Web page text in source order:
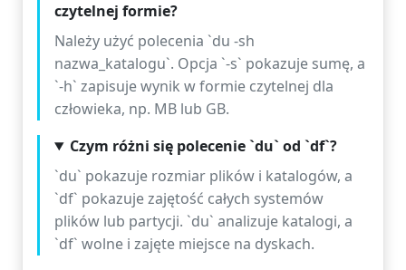
czytelnej formie?
Należy użyć polecenia `du -sh
nazwa_katalogu`. Opcja `-s` pokazuje sumę, a
`-h` zapisuje wynik w formie czytelnej dla
człowieka, np. MB lub GB.
Czym różni się polecenie `du` od `df`?
`du` pokazuje rozmiar plików i katalogów, a
`df` pokazuje zajętość całych systemów
plików lub partycji. `du` analizuje katalogi, a
`df` wolne i zajęte miejsce na dyskach.